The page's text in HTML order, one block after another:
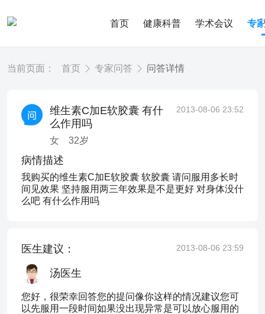
首页 健康科普 学术会议 专
当前页面： 首页 专家问答 问答详情
维生素C加E软胶囊 有什
么作用吗
女 32岁
2013-08-06 23:52
病情描述
我购买的维生素C加E软胶囊 软胶囊 请问服用多长时
间见效果 坚持服用两三年效果是不是更好 对身体没什
么吧 有什么作用吗
医生建议： 2013-08-06 23:59
汤医生
您好，很荣幸回答您的提问像你这样的情况建议您可
以先服用一段时间如果没出现异常是可以放心服用的